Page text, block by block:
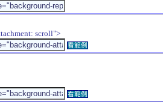
scroll">
看範例
看範例